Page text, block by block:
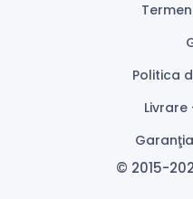
Politica
© 2015-